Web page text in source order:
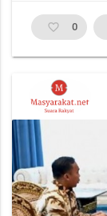
favorite_border 0